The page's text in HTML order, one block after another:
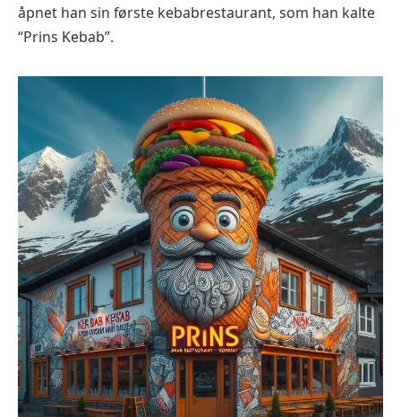
åpnet han sin første kebabrestaurant, som han kalte
“Prins Kebab”.